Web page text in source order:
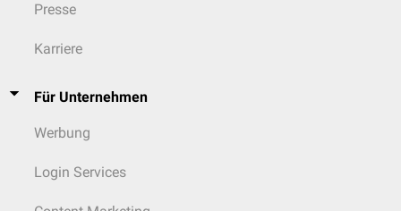
Presse
Karriere
Für Unternehmen
Werbung
Login Services